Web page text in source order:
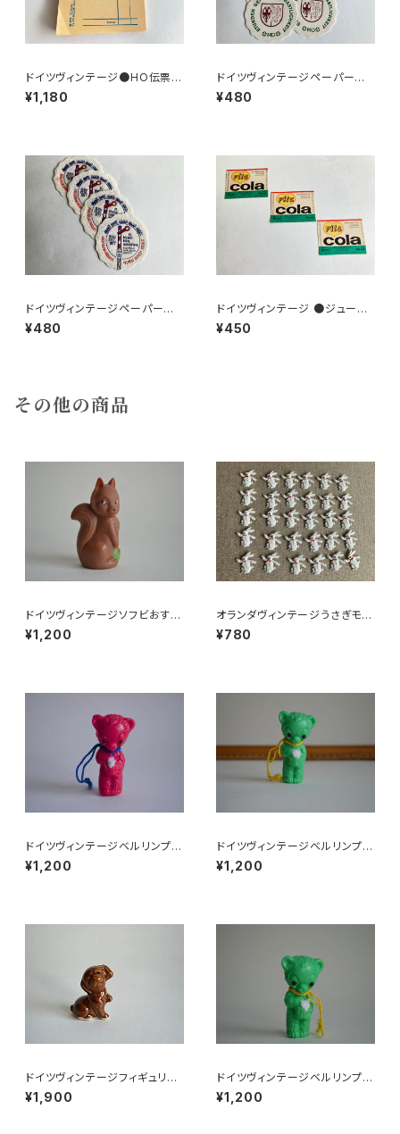
ドイツヴィンテージ●HO伝票9
0枚
¥1,180
ドイツヴィンテージペーパーコ
ースター8枚組●HO
¥480
ドイツヴィンテージペーパーコ
ースター鉄道4枚組
¥480
ドイツヴィンテージ ●ジュース
ラベル3枚組●vitacolaビタコ
ーラ
¥450
その他の商品
ドイツヴィンテージソフビおすま
しネコ？32
¥1,200
オランダヴィンテージうさぎモチ
ーフプラパーツ30個セットNo16
4
¥780
ドイツヴィンテージベルリンプラ
ベア赤A5
¥1,200
ドイツヴィンテージベルリンプラ
ベア緑176
¥1,200
ドイツヴィンテージフィギュリン
こいぬ
¥1,900
ドイツヴィンテージベルリンプラ
ベア緑112
¥1,200